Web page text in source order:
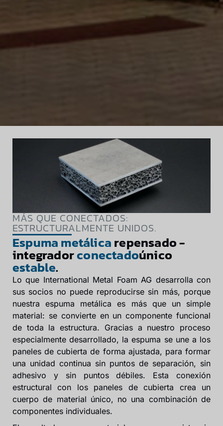
MÁS QUE CONECTADOS:
ESTRUCTURALMENTE UNIDOS.
Espuma metálicarepensado -
integradorconectadoúnico
estable.
Lo que International Metal Foam AG desarrolla con
sus socios no puede reproducirse sin más, porque
nuestra espuma metálica es más que un simple
material: se convierte en un componente funcional
de toda la estructura. Gracias a nuestro proceso
especialmente desarrollado, la espuma se une a los
paneles de cubierta de forma ajustada, para formar
una unidad continua sin puntos de separación, sin
adhesivo y sin puntos débiles. Esta conexión
estructural con los paneles de cubierta crea un
cuerpo de material único, no una combinación de
componentes individuales.